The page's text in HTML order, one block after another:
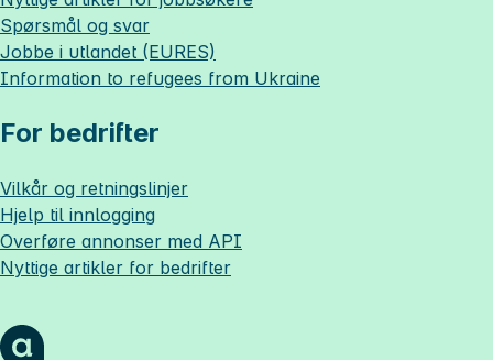
Spørsmål og svar
Jobbe i utlandet (EURES)
Information to refugees from Ukraine
For bedrifter
Vilkår og retningslinjer
Hjelp til innlogging
Overføre annonser med API
Nyttige artikler for bedrifter